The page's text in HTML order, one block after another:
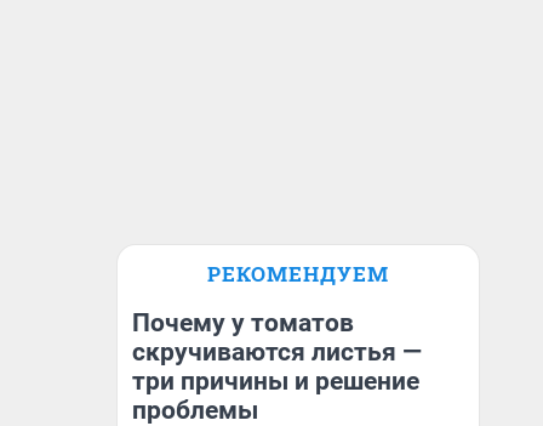
РЕКОМЕНДУЕМ
Почему у томатов
скручиваются листья —
три причины и решение
проблемы